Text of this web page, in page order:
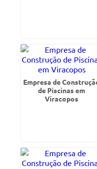
Empresa de
de Piscinas em
Viracopos